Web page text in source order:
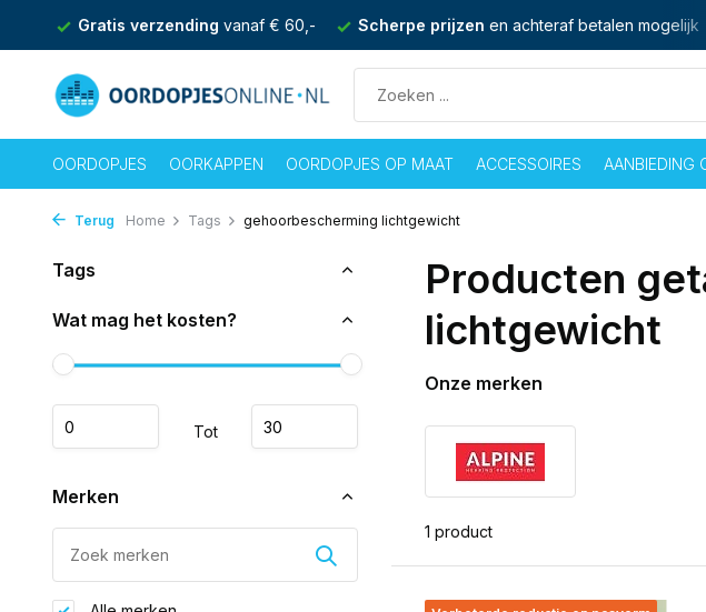
Gratis verzending vanaf € 60,- Scherpe prijzen en achteraf betalen mogelijk
OORDOPJES OORKAPPEN OORDOPJES OP MAAT ACCESSOIRES AANBIEDING
Terug Home Tags gehoorbescherming lichtgewicht
Tags
Wat mag het kosten?
Tot
Merken
Producten
lichtgewicht
Onze merken
1 product